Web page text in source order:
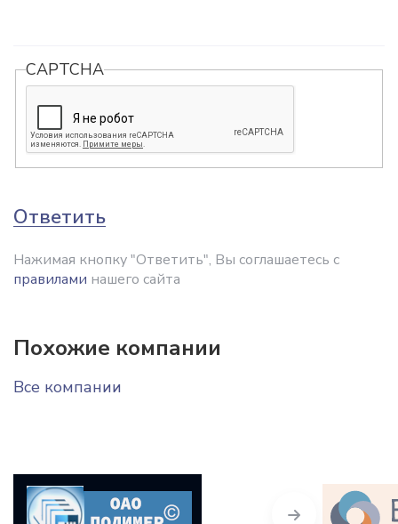
CAPTCHA
Ответить
Нажимая кнопку "Ответить", Вы соглашаетесь с
правилами нашего сайта
Похожие компании
Все компании
Next